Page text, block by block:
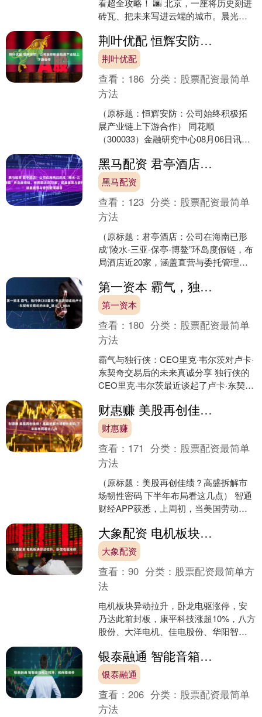
看超全攻略！ 🌆 北京，一座将历史刻进
砖瓦、把未来写进云端的城市。晨光中
黄瓦藏着600....
荆叶优配 恒辉安防：公司始终积极拓展产业链上下游合作
荆叶优配
查看： 186 分类： 股票配资最简单
方法
（原标题：恒辉安防：公司始终积极拓
展产业链上下游合作） 同花顺
（300033）金融研究中心08月06日讯，
贵公司和智元....
黑马配资 君亭酒店：公司在海南已形成“陵水-三亚-保亭-博鳌”环岛度假链，布局酒店近20家，涵盖直营与委托管理项目
黑马配资
查看： 123 分类： 股票配资最简单
方法
（原标题：君亭酒店：公司在海南已形
成“陵水-三亚-保亭-博鳌”环岛度假链，布
局酒店近20家，涵盖直营与委托管理项
月0....
第一资本 霸气，独行侠CEO里克·韦尔茨坦诚谈卢卡·东契奇交易后的未来_湖人_1_NBA
第一资本
查看： 180 分类： 股票配资最简单
方法
霸气与独行侠：CEO里克·韦尔茨对卢卡·
东契奇交易后的未来真诚分享 独行侠的
CEO里克·韦尔茨最近谈起了卢卡·东契奇
的展望。在....
财惠赚 美股再创佳绩？高盛拆解市场韧性密码 下半年布局看这几点
财惠赚
查看： 171 分类： 股票配资最简单
方法
（原标题：美股再创佳绩？高盛拆解市
场韧性密码 下半年布局看这几点） 智通
财经APP获悉，上周初，当美国劳动力
美股市场情绪的转折....
大象配资 电机板块异动拉升，卧龙电驱涨停
大象配资
查看：90 分类： 股票配资最简单方
法
电机板块异动拉升，卧龙电驱涨停，安
乃达此前封板，康平科技涨超10%，八方
股份、大洋电机、佳电股份、华阳智
银泰融通 智能音箱概念拉升，和而泰涨停
银泰融通
查看：206 分类： 股票配资最简单
方法